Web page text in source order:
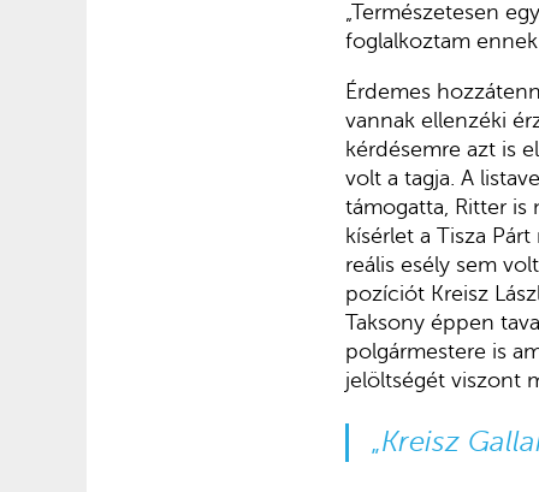
„Természetesen
foglalkoztam
Érdemes
vannak ellenzéki
kérdésemre azt is
volt a tagja. A
támogatta, Ritter is
kísérlet a Tisza
reális esély sem
pozíciót Kreisz
Taksony éppen
polgármestere is
jelöltségét viszont
„Kreisz